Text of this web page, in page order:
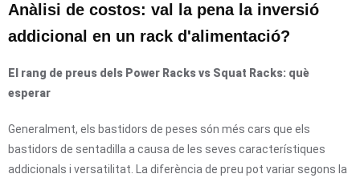
Anàlisi de costos: val la pena la inversió
addicional en un rack d'alimentació?
El rang de preus dels Power Racks vs Squat Racks: què
esperar
Generalment, els bastidors de peses són més cars que els
bastidors de sentadilla a causa de les seves característiques
addicionals i versatilitat. La diferència de preu pot variar segons la